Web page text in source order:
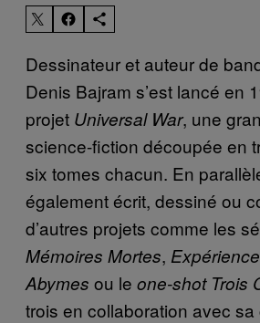
Dessinateur et auteur de
Denis Bajram s’est lancé en
projet Universal War, une
science-fiction découpée en
six tomes chacun. En
également écrit, dessiné ou
d’autres projets comme les
Mémoires Mortes,
Abymes ou le one-shot Trois
trois en collaboration avec